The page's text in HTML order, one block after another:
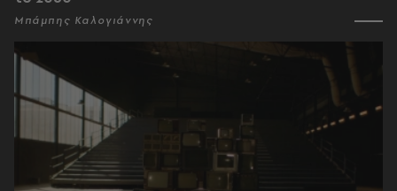
Μπάμπης Καλογιάννης